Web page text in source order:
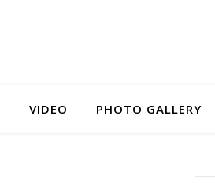
VIDEO PHOTO GALLERY